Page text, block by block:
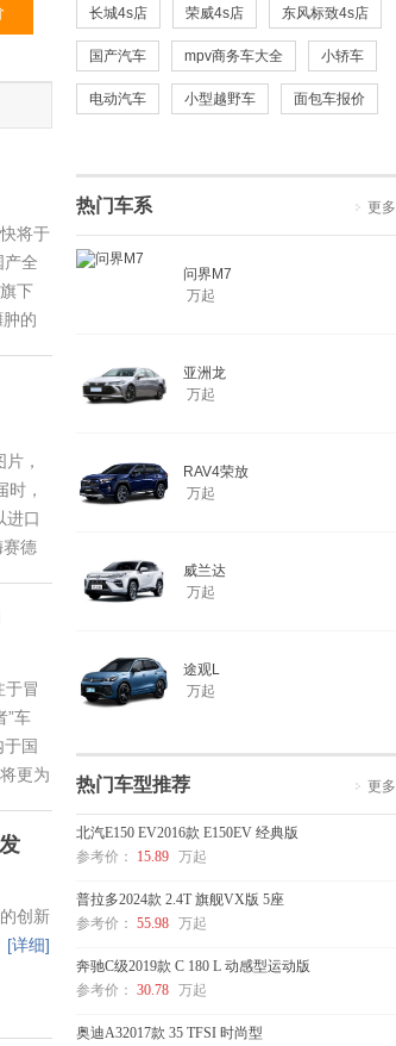
将于
产全
下
的
，
，
进口
赛德
于冒
”车
国
更为
创新
[详细]
长城4s店 荣威4s店 东风标致4s店
国产汽车 mpv商务车大全 小轿车
电动汽车 小型越野车 面包车报价
热门车系 更多
问界M7
万起
亚洲龙
万起
RAV4荣放
万起
威兰达
万起
途观L
万起
热门车型推荐 更多
北汽E150 EV2016款 E150EV 经典版
参考价：
15.89 万起
普拉多2024款 2.4T 旗舰VX版 5座
参考价： 55.98 万起
奔驰C级2019款 C 180 L 动感型运动版
参考价： 30.78 万起
奥迪A32017款 35 TFSI 时尚型